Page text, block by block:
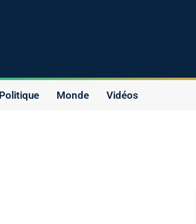
Politique Monde Vidéos